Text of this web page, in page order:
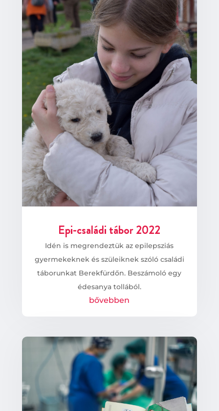
Epi-családi tábor 2022
Idén is megrendeztük az epilepsziás
gyermekeknek és szüleiknek szóló családi
táborunkat Berekfürdőn. Beszámoló egy
édesanya tollából.
bővebben